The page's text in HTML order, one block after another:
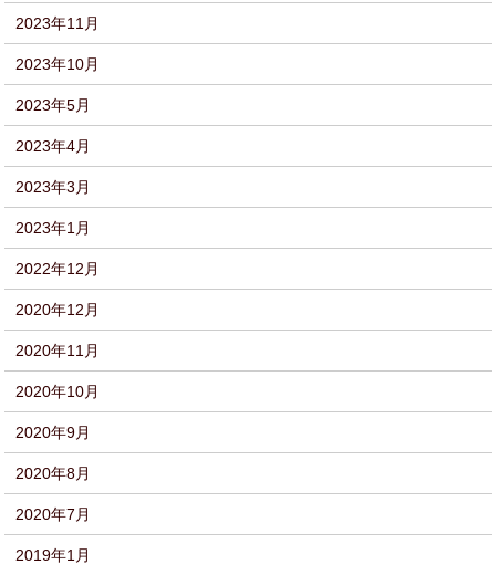
2023年11月
2023年10月
2023年5月
2023年4月
2023年3月
2023年1月
2022年12月
2020年12月
2020年11月
2020年10月
2020年9月
2020年8月
2020年7月
2019年1月